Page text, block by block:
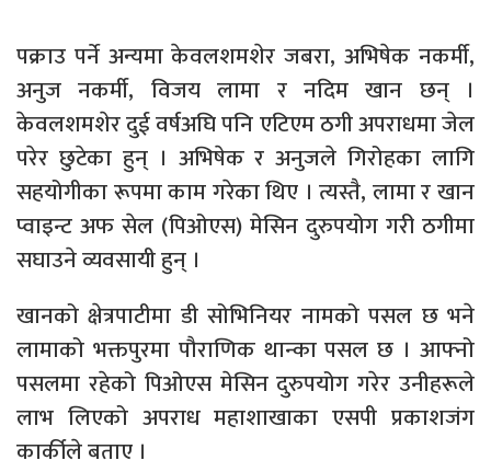
पक्राउ पर्ने अन्यमा केवलशमशेर जबरा, अभिषेक नकर्मी,
अनुज नकर्मी, विजय लामा र नदिम खान छन् ।
केवलशमशेर दुई वर्षअघि पनि एटिएम ठगी अपराधमा जेल
परेर छुटेका हुन् । अभिषेक र अनुजले गिरोहका लागि
सहयोगीका रूपमा काम गरेका थिए । त्यस्तै, लामा र खान
प्वाइन्ट अफ सेल (पिओएस) मेसिन दुरुपयोग गरी ठगीमा
सघाउने व्यवसायी हुन् ।
खानको क्षेत्रपाटीमा डी सोभिनियर नामको पसल छ भने
लामाको भक्तपुरमा पौराणिक थान्का पसल छ । आफ्नो
पसलमा रहेको पिओएस मेसिन दुरुपयोग गरेर उनीहरूले
लाभ लिएको अपराध महाशाखाका एसपी प्रकाशजंग
कार्कीले बताए ।